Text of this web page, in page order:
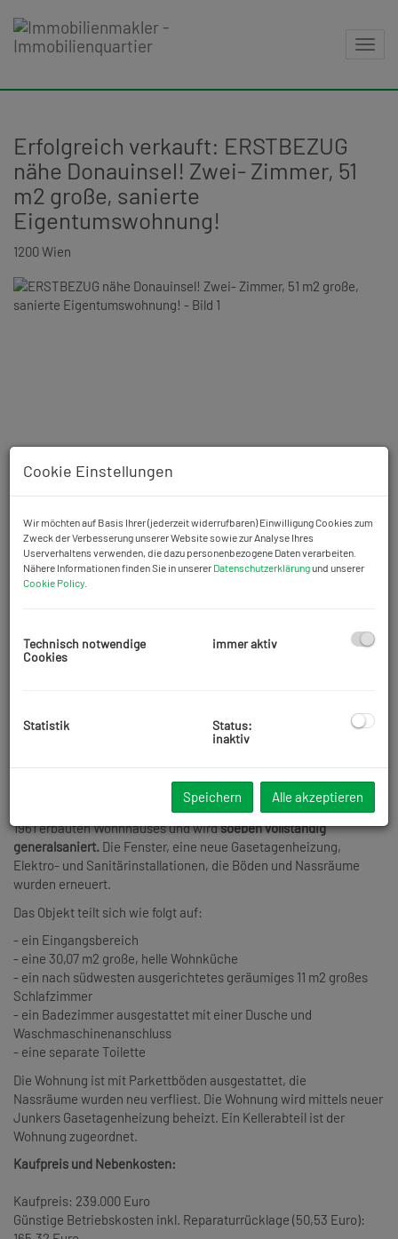
Erfolgreich verkauft: ERSTBEZUG
nähe Donauinsel! Zwei- Zimmer, 51
m2 große, sanierte
Eigentumswohnung!
1200 Wien
Eigentumswohnung im 20. Wiener Gemeindebezirk in
unmittelbarer Nähe zum Friedrich Engels Platz sowie unweit der
Donauinsel. Die Wohnung befindet sich im 6. Liftstockeines
1961 erbauten Wohnhauses und wirdsoeben vollständig
generalsaniert. Die Fenster, eine neue Gasetagenheizung,
Elektro- und Sanitärinstallationen, die Böden und Nassräume
wurden erneuert.
Das Objekt teilt sich wie folgt auf:
- ein Eingangsbereich
- eine 30,07 m2 große, helle Wohnküche
- ein nach südwesten ausgerichtetes geräumiges 11 m2 großes
Schlafzimmer
- ein Badezimmer ausgestattet mit einer Dusche und
Waschmaschinenanschluss
- eine separate Toilette
Die Wohnung ist mit Parkettböden ausgestattet, die
Nassräume wurden neu verfliest. Die Wohnung wird mittels neuer
Junkers Gasetagenheizung beheizt. Ein Kellerabteil ist der
Wohnung zugeordnet.
Kaufpreis und Nebenkosten:
Kaufpreis: 239.000 Euro
Günstige Betriebskosten inkl. Reparaturrücklage (50,53 Euro):
Cookie Einstellungen
Wir möchten auf Basis Ihrer (jederzeit widerrufbaren) Einwilligung Cookies zum
Zweck der Verbesserung unserer Website sowie zur Analyse Ihres
Userverhaltens verwenden, die dazu personenbezogene Daten verarbeiten.
Nähere Informationen finden Sie in unserer Datenschutzerklärungund unserer
Cookie Policy
Technisch notwendige
Cookies
immer aktiv
Statistik
Status:
inaktiv
Speichern Alle akzeptieren